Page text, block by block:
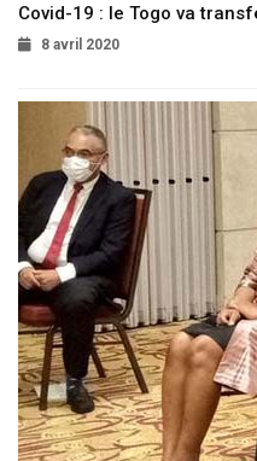
Covid-19 : le Togo va
8 avril 2020